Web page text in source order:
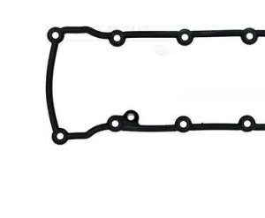
Рулевая система
Топливная система
МАСЛО ТРАНСМИССИОННОЕ